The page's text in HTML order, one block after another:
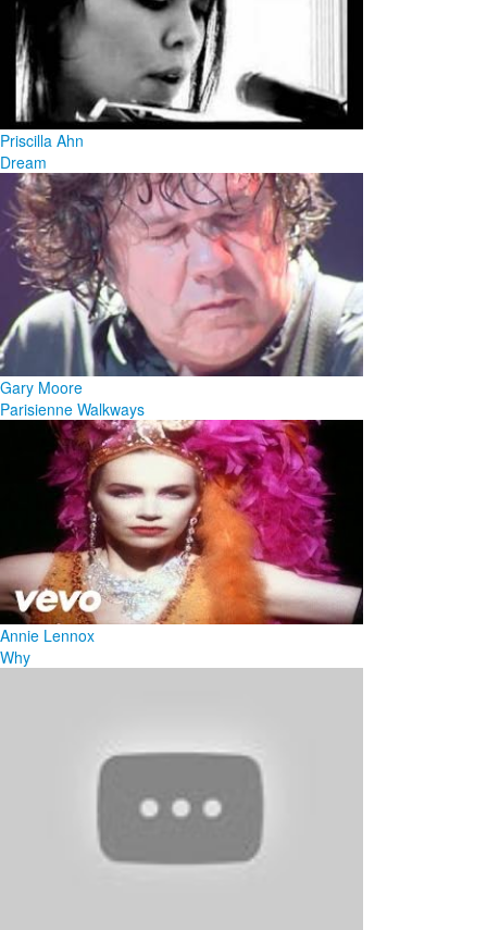
Priscilla Ahn
Dream
Gary Moore
Parisienne Walkways
Annie Lennox
Why